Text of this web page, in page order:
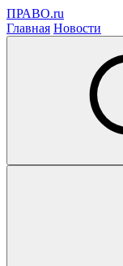
ПРАВО.ru
Главная Новости